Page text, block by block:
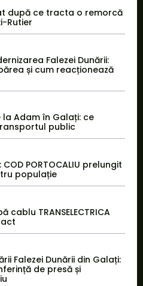
după ce tracta o remorcă
Rutier
Falezei Dunării:
și cum reacționează
Adam în Galați: ce
public
PORTOCALIU prelungit
populație
TRANSELECTRICA
Falezei Dunării din Galați:
de presă și